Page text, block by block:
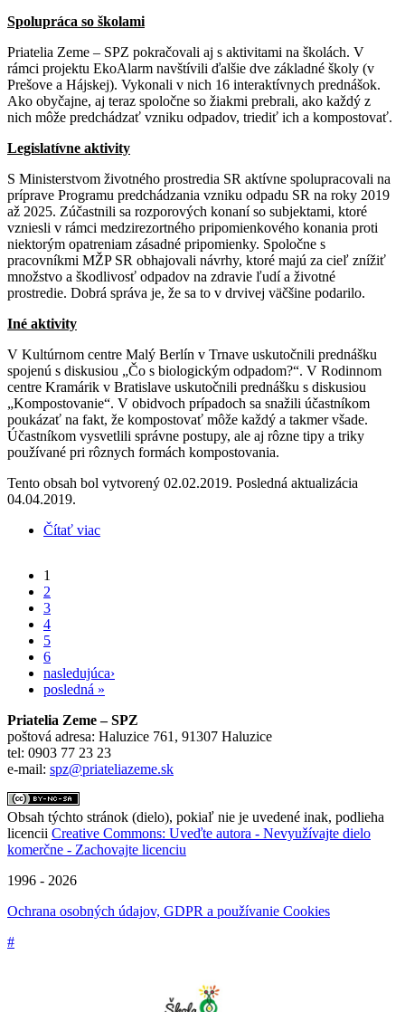
Spolupráca so školami
Priatelia Zeme – SPZ pokračovali aj s aktivitami na školách. V
rámci projektu EkoAlarm navštívili ďalšie dve základné školy (v
Prešove a Hájskej). Vykonali v nich 16 interaktívnych prednášok.
Ako obyčajne, aj teraz spoločne so žiakmi prebrali, ako každý z
nich môže predchádzať vzniku odpadov, triediť ich a kompostovať.
Legislatívne aktivity
S Ministerstvom životného prostredia SR aktívne spolupracovali na
príprave Programu predchádzania vzniku odpadu SR na roky 2019
až 2025. Zúčastnili sa rozporových konaní so subjektami, ktoré
vzniesli v rámci medzirezortného pripomienkového konania proti
niektorým opatreniam zásadné pripomienky. Spoločne s
pracovníkmi MŽP SR obhajovali návrhy, ktoré majú za cieľ znížiť
množstvo a škodlivosť odpadov na zdravie ľudí a životné
prostredie. Dobrá správa je, že sa to v drvivej väčšine podarilo.
Iné aktivity
V Kultúrnom centre Malý Berlín v Trnave uskutočnili prednášku
spojenú s diskusiou „Čo s biologickým odpadom?“. V Rodinnom
centre Kramárik v Bratislave uskutočnili prednášku s diskusiou
„Kompostovanie“. V obidvoch prípadoch sa snažili účastníkom
poukázať na fakt, že kompostovať môže každý a takmer všade.
Účastníkom vysvetlili správne postupy, ale aj rôzne tipy a triky
používané pri rôznych formách kompostovania.
Tento obsah bol vytvorený 02.02.2019. Posledná aktualizácia
04.04.2019.
Čítať viac
Stránky
1
2
3
4
5
6
nasledujúca›
posledná »
Priatelia Zeme – SPZ
poštová adresa: Haluzice 761, 91307 Haluzice
tel: 0903 77 23 23
e-mail: spz@priateliazeme.sk
Obsah týchto stránok (dielo), pokiaľ nie je uvedené inak, podlieha
licencii Creative Commons: Uveďte autora - Nevyužívajte dielo
komerčne - Zachovajte licenciu
1996 - 2026
Ochrana osobných údajov, GDPR a používanie Cookies
#